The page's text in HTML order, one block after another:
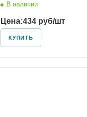
В наличии
Цена:434 руб/шт
КУПИТЬ